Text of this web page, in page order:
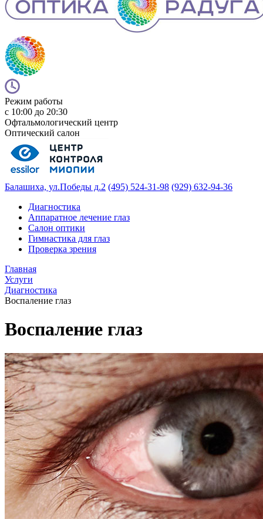
Режим работы
с 10:00 до 20:30
Офтальмологический центр
Оптический салон
Балашиха, ул.Победы д.2 (495) 524-31-98 (929) 632-94-36
Диагностика
Аппаратное лечение глаз
Салон оптики
Гимнастика для глаз
Проверка зрения
Главная
Услуги
Диагностика
Воспаление глаз
Воспаление глаз